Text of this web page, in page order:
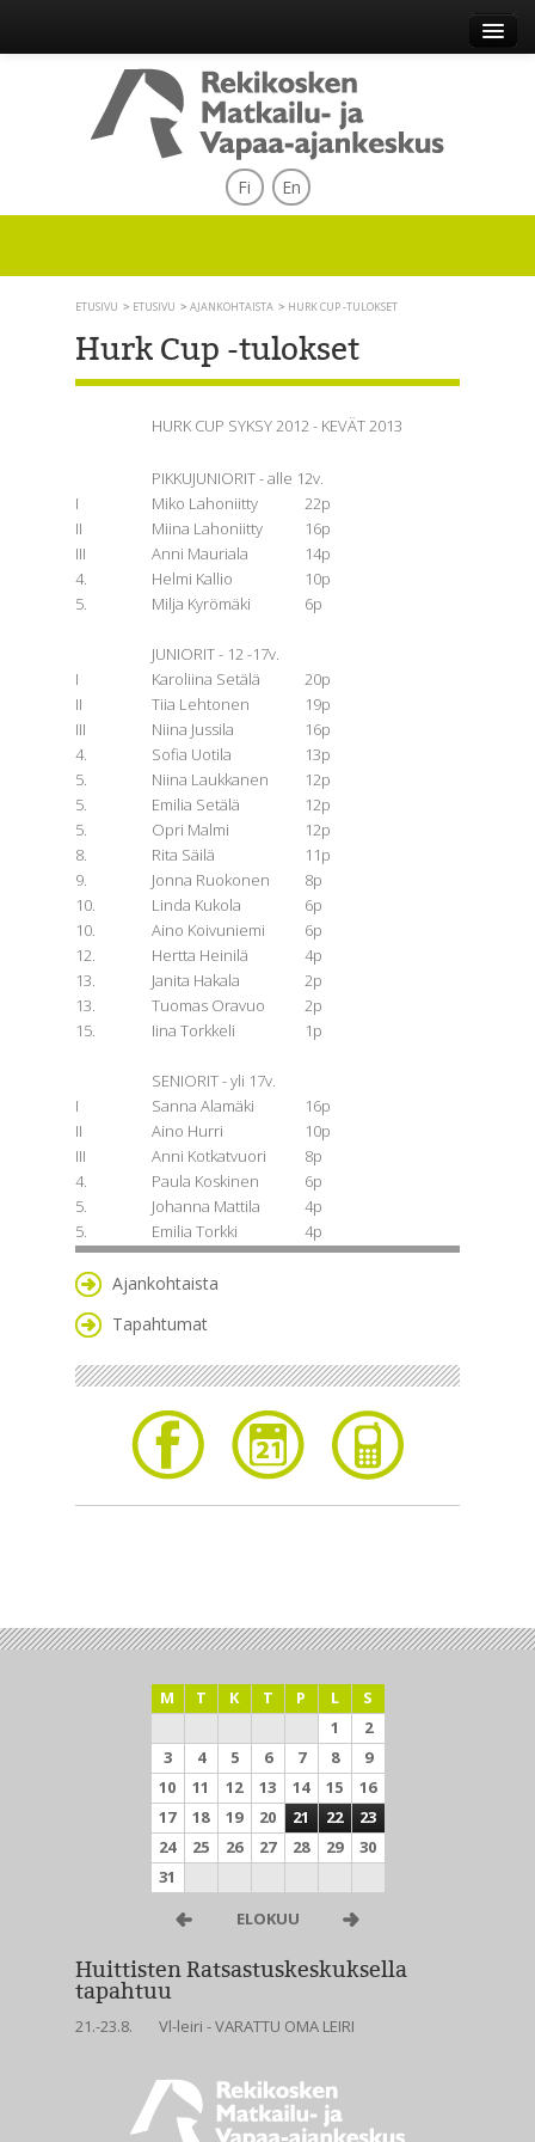
Fi En
ETUSIVU ETUSIVU AJANKOHTAISTA HURK CUP -TULOKSET
Hurk Cup -tulokset
HURK CUP SYKSY 2012 - KEVÄT 2013
PIKKUJUNIORIT - alle 12v.
I
Miko Lahoniitty
22p
II
Miina Lahoniitty
16p
III
Anni Mauriala
14p
4.
Helmi Kallio
10p
5.
Milja Kyrömäki 6p
JUNIORIT - 12 -17v.
I
Karoliina Setälä
20p
II
Tiia Lehtonen
19p
III
Niina Jussila
16p
4.
Sofia Uotila
13p
5.
Niina Laukkanen
12p
5.
Emilia Setälä
12p
5.
Opri Malmi
12p
8.
Rita Säilä
11p
9.
Jonna Ruokonen
8p
10.
Linda Kukola
6p
10.
Aino Koivuniemi
6p
12.
Hertta Heinilä
4p
13.
Janita Hakala
2p
13.
Tuomas Oravuo
2p
15.
Iina Torkkeli 1p
SENIORIT - yli 17v.
I
Sanna Alamäki
16p
II
Aino Hurri
10p
III
Anni Kotkatvuori
8p
4.
Paula Koskinen
6p
5.
Johanna Mattila
4p
5.
Emilia Torkki 4p
Ajankohtaista
Tapahtumat
M T K T P L
S
1
2
3
4 5 6 7 8
9
10
11 12 13 14 15
16
17
18 19 20 21 22
23
24
25 26 27 28 29
30
31
ELOKUU
Huittisten Ratsastuskeskuksella
tapahtuu
21.-23.8. Vl-leiri - VARATTU OMA LEIRI